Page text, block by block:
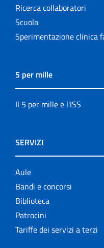
Ricerca collaboratori
Scuola
Sperimentazione clinica
5 per mille
Il 5 per mille e l'ISS
SERVIZI
Aule
Bandi e concorsi
Biblioteca
Patrocini
Tariffe dei servizi a terzi